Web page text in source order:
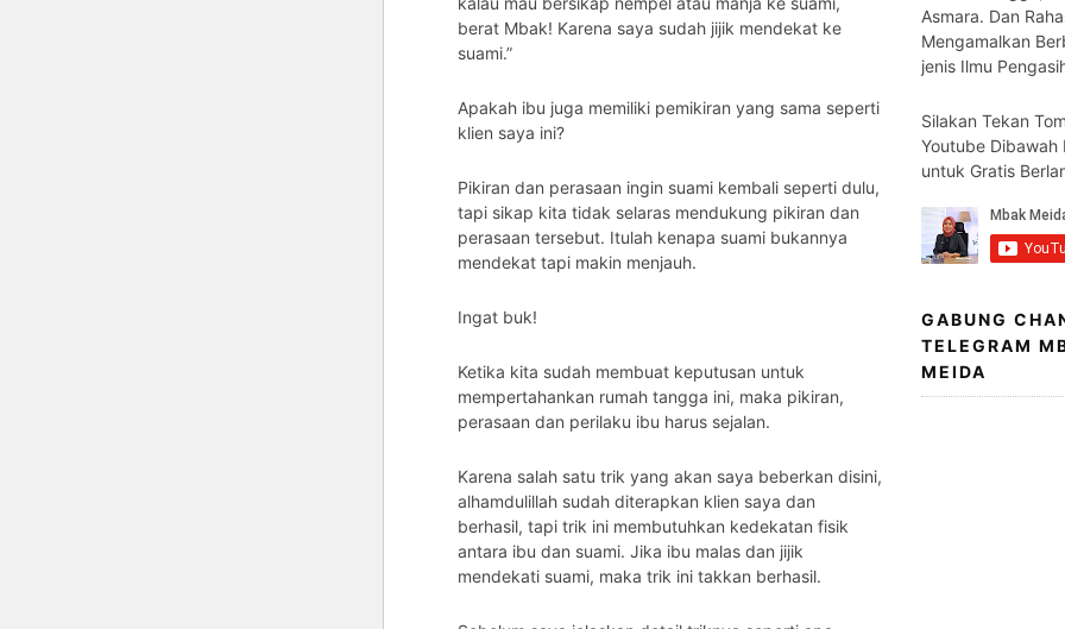
berat Mbak! Karena saya sudah jijik mendekat ke
suami.”
Apakah ibu juga memiliki pemikiran yang sama seperti
klien saya ini?
Pikiran dan perasaan ingin suami kembali seperti dulu,
tapi sikap kita tidak selaras mendukung pikiran dan
perasaan tersebut. Itulah kenapa suami bukannya
mendekat tapi makin menjauh.
Ingat buk!
Ketika kita sudah membuat keputusan untuk
mempertahankan rumah tangga ini, maka pikiran,
perasaan dan perilaku ibu harus sejalan.
Karena salah satu trik yang akan saya beberkan disini,
alhamdulillah sudah diterapkan klien saya dan
berhasil, tapi trik ini membutuhkan kedekatan fisik
antara ibu dan suami. Jika ibu malas dan jijik
mendekati suami, maka trik ini takkan berhasil.
Asmara. Dan
Mengamalkan
jenis Ilmu
Silakan Tekan
Youtube Dibawah
untuk Gratis
GABUNG
TELEGRAM
MEIDA